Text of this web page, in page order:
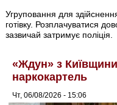
Угруповання для
готівку. Розплачуватися
зазвичай затримує поліція.
«Ждун» з
наркокартель
Чт, 06/08/2026 - 15:06